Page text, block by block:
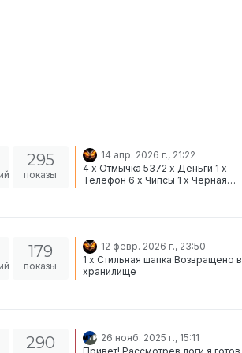
295
показы
14 апр. 2026 г., 21:22
4 x Отмычка 5372 x Деньги 1 x
Телефон 6 x Чипсы 1 x Черная
179
показы
12 февр. 2026 г., 23:50
1 x Стильная шапка Возвращено в
хранилище
290
26 нояб. 2025 г., 15:11
Привет! Рассмотрев логи я готов